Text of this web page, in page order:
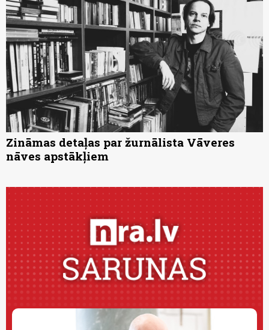
Zināmas detaļas par žurnālista Vāveres
nāves apstākļiem